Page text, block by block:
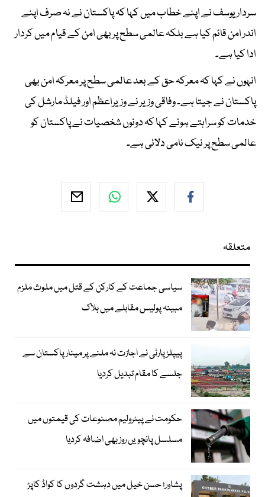
سردار یوسف نے اپنے خطاب میں کہا کہ پاکستان نے نہ صرف اپنے
اندر امن قائم کیا ہے بلکہ عالمی سطح پر بھی امن کے قیام میں کردار
ادا کیا ہے۔
انہوں نے کہا کہ معرکہ حق کے بعد عالمی سطح پر معرکہ امن بھی
پاکستان نے جیتا ہے۔ وفاقی وزیر نے وزیراعظم اور فیلڈ مارشل کی
خدمات کو سراہتے ہوئے کہا کہ دونوں شخصیات نے پاکستان کو
عالمی سطح پر نیک نامی دلائی ہے۔
متعلقہ
سیاسی جماعت کے کارکن کے قتل میں ملوث ملزم
مبینہ پولیس مقابلے میں ہلاک
پیپلزپارٹی نے اجازت نہ ملنے پر مینار پاکستان سے
جلسے کا مقام تبدیل کردیا
حکومت نے پیٹرولیم مصنوعات کی قیمتوں میں
مسلسل پانچویں روز بھی اضافہ کردیا
پشاور؛ حسن خیل میں دہشت گردوں کا کواڈ کاپڑ